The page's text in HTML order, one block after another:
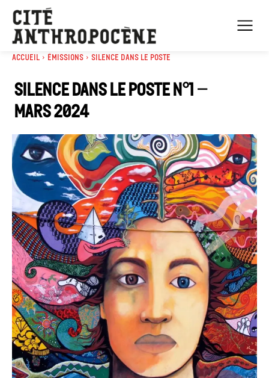
Accueil Émissions Silence dans le poste
Silence dans le poste n°1 –
Mars 2024